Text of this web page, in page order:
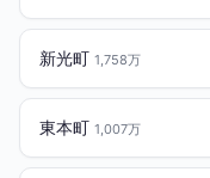
新光町 1,758万
東本町 1,007万